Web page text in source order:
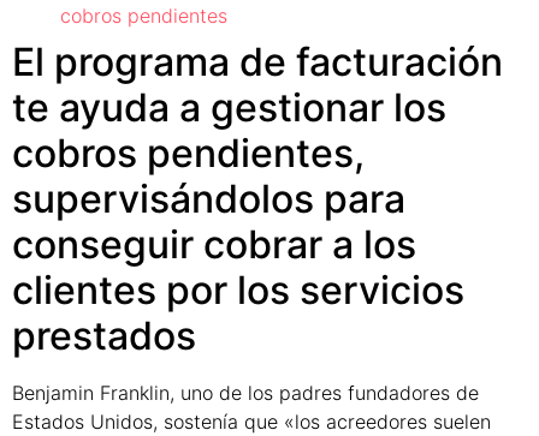
cobros pendientes
El programa de facturación
te ayuda a gestionar los
cobros pendientes,
supervisándolos para
conseguir cobrar a los
clientes por los servicios
prestados
Benjamin Franklin, uno de los padres fundadores de
Estados Unidos, sostenía que «los acreedores suelen